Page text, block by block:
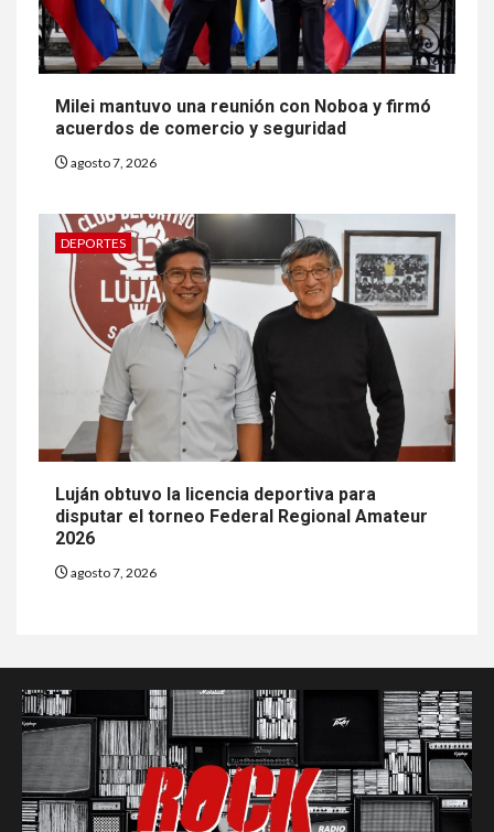
Milei mantuvo una reunión con Noboa y firmó
acuerdos de comercio y seguridad
agosto 7, 2026
DEPORTES
Luján obtuvo la licencia deportiva para
disputar el torneo Federal Regional Amateur
2026
agosto 7, 2026